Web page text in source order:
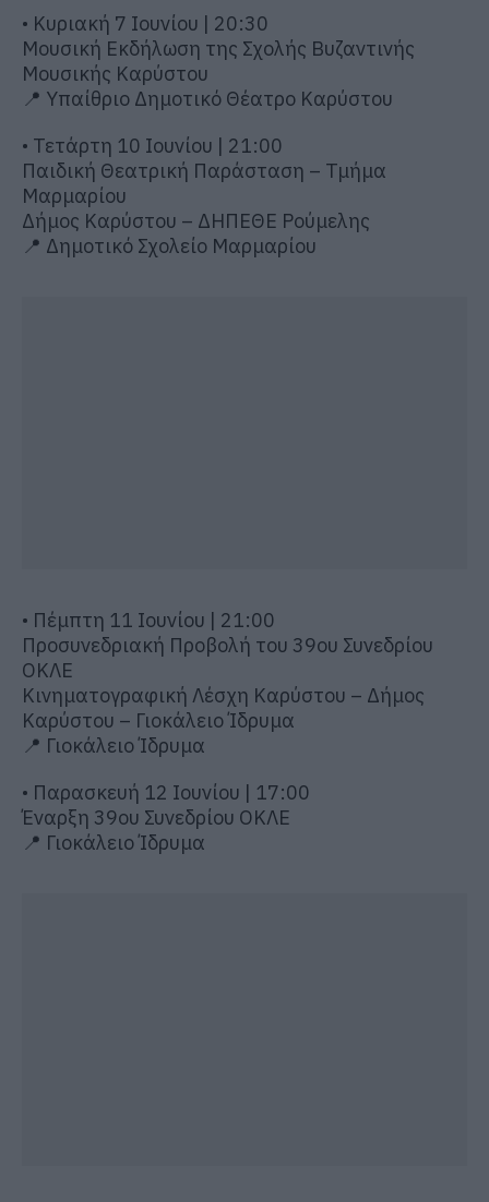
• Κυριακή 7 Ιουνίου | 20:30
Μουσική Εκδήλωση της Σχολής Βυζαντινής
Μουσικής Καρύστου
📍 Υπαίθριο Δημοτικό Θέατρο Καρύστου
• Τετάρτη 10 Ιουνίου | 21:00
Παιδική Θεατρική Παράσταση – Τμήμα
Μαρμαρίου
Δήμος Καρύστου – ΔΗΠΕΘΕ Ρούμελης
📍 Δημοτικό Σχολείο Μαρμαρίου
• Πέμπτη 11 Ιουνίου | 21:00
Προσυνεδριακή Προβολή του 39ου Συνεδρίου
ΟΚΛΕ
Κινηματογραφική Λέσχη Καρύστου – Δήμος
Καρύστου – Γιοκάλειο Ίδρυμα
📍 Γιοκάλειο Ίδρυμα
• Παρασκευή 12 Ιουνίου | 17:00
Έναρξη 39ου Συνεδρίου ΟΚΛΕ
📍 Γιοκάλειο Ίδρυμα